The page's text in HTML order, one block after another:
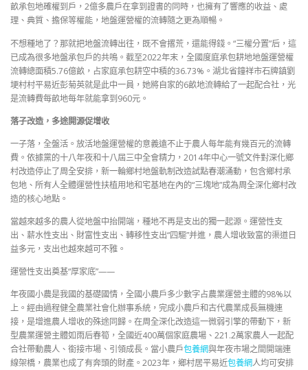
畝承包地確權到戶，2億多農戶在拿到證書的同時，也擁有了響應的收益、處
理、典質、擔保等權能，地盤運營權的流轉隨之更為順暢。
不想種地了？那就把地盤流轉出往，既不會撂荒，還能得錢。“三權分置”后，這
已成為很多地盤承包戶的共鳴。截至2022年末，全國度庭承包耕地地盤運營權
流轉總面積5.76億畝，占家庭承包耕空中積的36.73%。湖北省鐘祥市石牌鎮劉
埂村村平易近彭菊英就是此中一員，她將自家的6畝地流轉給了一起配合社，光
是流轉費每畝地每年就能拿到960元。
落子改造，多途開源促增收
一子落，全盤活。放活地盤運營權的意義遠不止于農人每年能有幾百元的流轉
費。依據黨的十八年夜和十八屆三中全會精力，2014年中心一號文件對深化鄉
村改造停止了周全安排，新一輪鄉村地盤軌制改造試點春潮涌動，包含鄉村承
包地、所有人全體運營性扶植用地和宅基地在內的“三塊地”成為周全深化鄉村改
造的核心地點。
當越來越多的農人從地盤中抬開端，種地不再是支出的獨一起源。運營性支
出、薪水性支出、財富性支出、轉移性支出“四驅”并進，農人增收致富的渠道日
益多元，支出也越來越可不雅。
運營性支出奠基“厚家底”——
年夜國小農是我國的基礎國情，全國小農戶多少數字占農業運營主體的98%以
上。經由過程健全農業社會化辦事系統，完成小農戶和古代農業成長無機連
接，是增進農人增收的殊途同歸。在周全深化改造這一微弱引擎的帶動下，新
型農業運營主體如雨后春筍，全國近400萬個家庭農場、221.2萬家農人一起配
合社帶動農人、銜接市場、引領成長。當小農戶包養網與年夜市場之間開端連
線架橋，農業也成了有奔頭的財產。2023年，鄉村居平易近包養網人均可安排